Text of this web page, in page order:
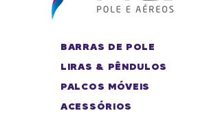
BARRAS DE POLE
LIRAS & PÊNDULOS
PALCOS MÓVEIS
ACESSÓRIOS